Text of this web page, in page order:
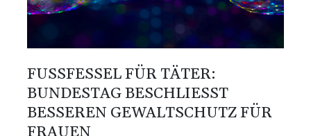
FUSSFESSEL FÜR TÄTER: B
UNDESTAG BESCHLIESST BE
SSEREN GEWALTSCHUTZ FÜR FR